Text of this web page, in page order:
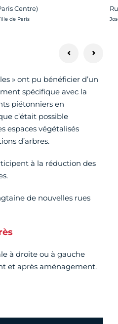
Centre)
de Paris
» ont pu bénéficier d’un
spécifique avec la
piétonniers en
c’était possible
espaces végétalisés
d’arbres.
à la réduction des
de nouvelles rues
à droite ou à gauche
et après aménagement.